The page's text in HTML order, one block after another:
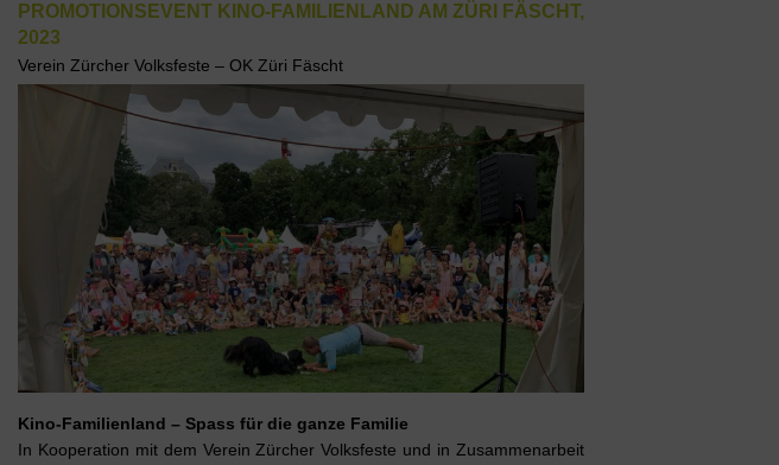
PROMOTIONSEVENT KINO-FAMILIENLAND AM ZÜRI FÄSCHT,
2023
Verein Zürcher Volksfeste – OK Züri Fäscht
Kino-Familienland – Spass für die ganze Familie
In Kooperation mit dem Verein Zürcher Volksfeste und in Zusammenarbeit